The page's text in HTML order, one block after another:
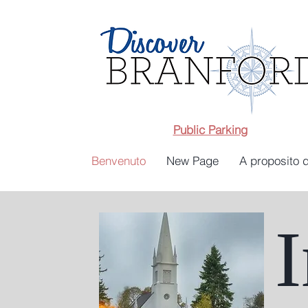
Public Parking
Benvenuto New Page A proposito